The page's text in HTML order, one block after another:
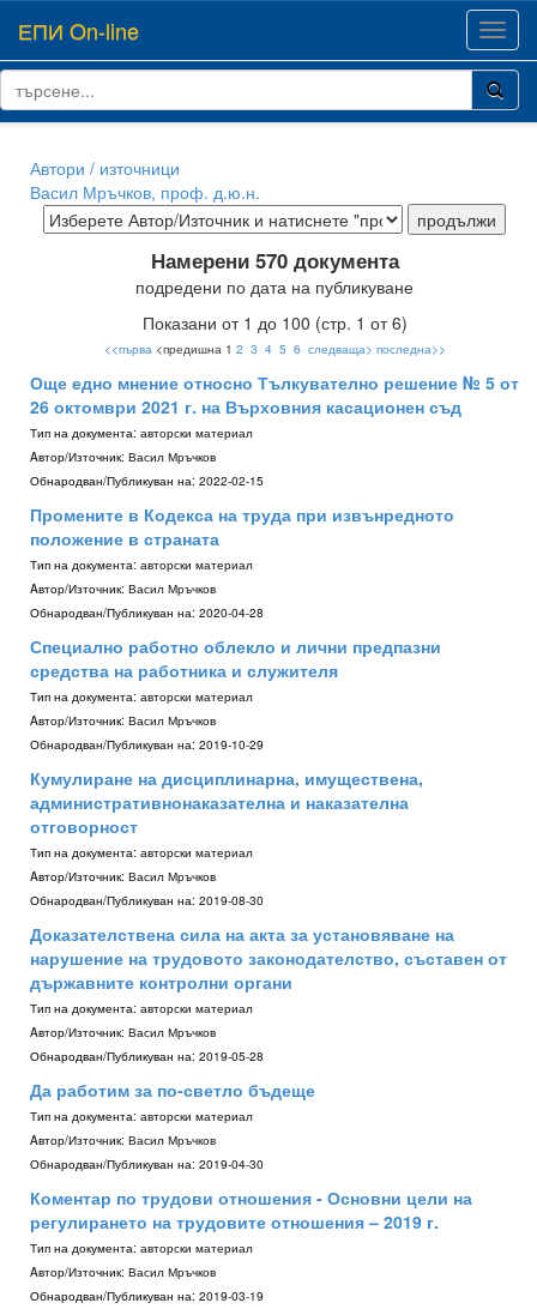
ЕПИ On-line
Автори / източници
Васил Мръчков, проф. д.ю.н.
Намерени 570 документа
подредени по дата на публикуване
Показани от 1 до 100 (стр. 1 от 6)
<<първа<предишна 1 2 3 4 5 6 следваща> последна>>
Още едно мнение относно Тълкувателно решение № 5 от
26 октомври 2021 г. на Върховния касационен съд
Тип на документа: авторски материал
Aвтор/Източник: Васил Мръчков
Обнародван/Публикуван на: 2022-02-15
Промените в Кодекса на труда при извънредното
положение в страната
Тип на документа: авторски материал
Aвтор/Източник: Васил Мръчков
Обнародван/Публикуван на: 2020-04-28
Специално работно облекло и лични предпазни
средства на работника и служителя
Тип на документа: авторски материал
Aвтор/Източник: Васил Мръчков
Обнародван/Публикуван на: 2019-10-29
Кумулиране на дисциплинарна, имуществена,
административнонаказателна и наказателна
отговорност
Тип на документа: авторски материал
Aвтор/Източник: Васил Мръчков
Обнародван/Публикуван на: 2019-08-30
Доказателствена сила на акта за установяване на
нарушение на трудовото законодателство, съставен от
държавните контролни органи
Тип на документа: авторски материал
Aвтор/Източник: Васил Мръчков
Обнародван/Публикуван на: 2019-05-28
Да работим за по-светло бъдеще
Тип на документа: авторски материал
Aвтор/Източник: Васил Мръчков
Обнародван/Публикуван на: 2019-04-30
Коментар по трудови отношения - Основни цели на
регулирането на трудовите отношения – 2019 г.
Тип на документа: авторски материал
Aвтор/Източник: Васил Мръчков
Обнародван/Публикуван на: 2019-03-19